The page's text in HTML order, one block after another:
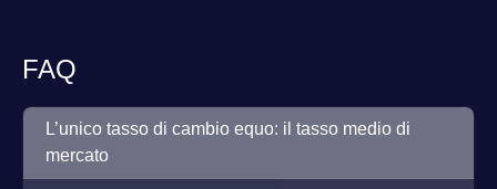
FAQ
L’unico tasso di cambio equo: il tasso medio di
mercato